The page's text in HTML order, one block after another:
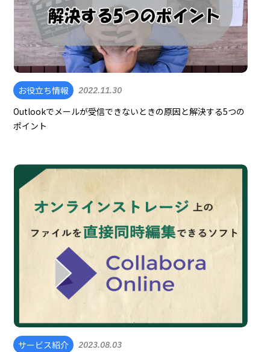
お役立ち情報 2022.11.30
Outlookでメールが受信できないときの原因と解決する5つの
ポイント
サービス紹介 2023.08.03